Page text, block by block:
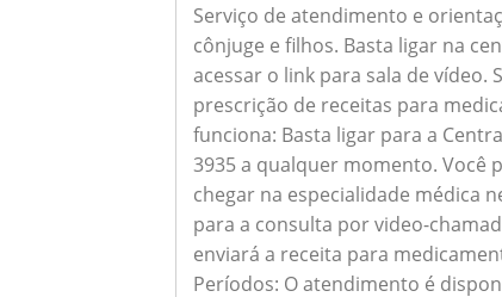
Serviço de atendimento e
cônjuge e filhos. Basta ligar na
acessar o link para sala de vídeo.
prescrição de receitas para
funciona: Basta ligar para a
3935 a qualquer momento. Você
chegar na especialidade médica
para a consulta por video-
enviará a receita para
Períodos: O atendimento é